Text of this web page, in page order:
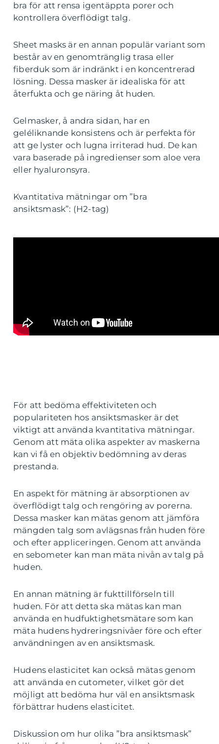
bra för att rensa igentäppta porer och
kontrollera överflödigt talg.
Sheet masks är en annan populär variant som
består av en genomtränglig trasa eller
fiberduk som är indränkt i en koncentrerad
lösning. Dessa masker är idealiska för att
återfukta och ge näring åt huden.
Gelmasker, å andra sidan, har en
geléliknande konsistens och är perfekta för
att ge lyster och lugna irriterad hud. De kan
vara baserade på ingredienser som aloe vera
eller hyaluronsyra.
Kvantitativa mätningar om ”bra
ansiktsmask”: (H2-tag)
För att bedöma effektiviteten och
populariteten hos ansiktsmasker är det
viktigt att använda kvantitativa mätningar.
Genom att mäta olika aspekter av maskerna
kan vi få en objektiv bedömning av deras
prestanda.
En aspekt för mätning är absorptionen av
överflödigt talg och rengöring av porerna.
Dessa masker kan mätas genom att jämföra
mängden talg som avlägsnas från huden före
och efter appliceringen. Genom att använda
en sebometer kan man mäta nivån av talg på
huden.
En annan mätning är fukttillförseln till
huden. För att detta ska mätas kan man
använda en hudfuktighetsmätare som kan
mäta hudens hydreringsnivåer före och efter
användningen av en ansiktsmask.
Hudens elasticitet kan också mätas genom
att använda en cutometer, vilket gör det
möjligt att bedöma hur väl en ansiktsmask
förbättrar hudens elasticitet.
Diskussion om hur olika ”bra ansiktsmask”